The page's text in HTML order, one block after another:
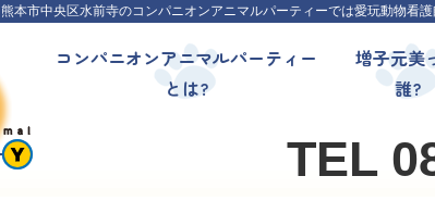
熊本市中央区水前寺のコンパニオンアニマルパーティーでは愛玩動物看
コンパニオンアニマルパーティー
とは?
増子元美
誰?
TEL